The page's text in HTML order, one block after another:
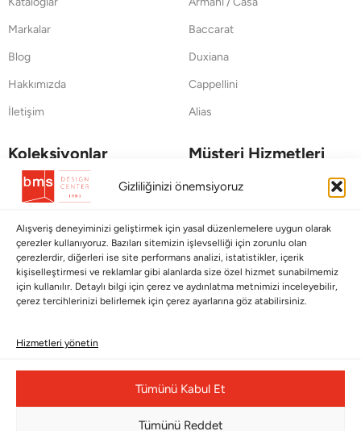
Gizliliğinizi önemsiyoruz
Alışveriş deneyiminizi geliştirmek için yasal düzenlemelere uygun olarak
çerezler kullanıyoruz. Bazıları sitemizin işlevselliği için zorunlu olan
çerezlerdir, diğerleri ise site performans analizi, istatistikler, içerik
kişiselleştirmesi ve reklamlar gibi alanlarda size özel hizmet sunabilmemiz
için kullanılır. Detaylı bilgi için çerez ve aydınlatma metnimizi inceleyebilir,
çerez tercihlerinizi belirlemek için çerez ayarlarına göz atabilirsiniz.
Hizmetleri yönetin
Tümünü Kabul Et
Tümünü Reddet
Markalar
Blog
Hakkımızda
İletişim
Baccarat
Duxiana
Cappellini
Alias
Koleksiyonlar
Babalar Günü
Anneler Günü
Sevgililer Günü
Saraylardan Evinize
Wedding
Yılbaşı
Yat
Müşteri Hizmetleri
Garanti Şartları
İade Politikası
Kullanım Koşulları
Ödeme Bildirimi
Hata Bildirim Formu